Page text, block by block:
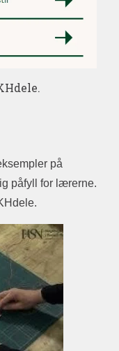
på
påfyll for lærerne.